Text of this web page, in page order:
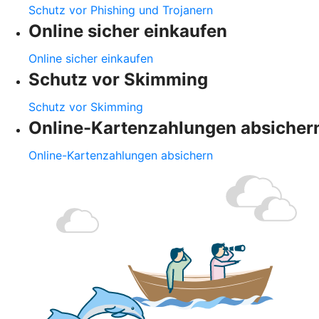
Schutz vor Phishing und Trojanern
Online sicher einkaufen
Online sicher einkaufen
Schutz vor Skimming
Schutz vor Skimming
Online-Kartenzahlungen
Online-Kartenzahlungen absichern